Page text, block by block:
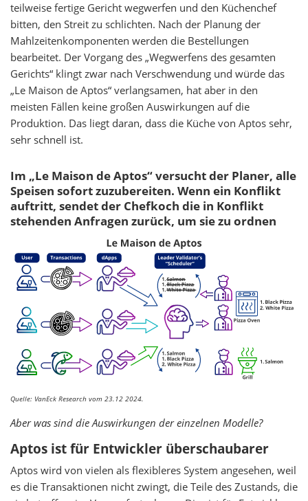
teilweise fertige Gericht wegwerfen und den Küchenchef
bitten, den Streit zu schlichten. Nach der Planung der
Mahlzeitenkomponenten werden die Bestellungen
bearbeitet. Der Vorgang des „Wegwerfens des gesamten
Gerichts“ klingt zwar nach Verschwendung und würde das
„Le Maison de Aptos“ verlangsamen, hat aber in den
meisten Fällen keine großen Auswirkungen auf die
Produktion. Das liegt daran, dass die Küche von Aptos sehr,
sehr schnell ist.
Im „Le Maison de Aptos“ versucht der Planer, alle
Speisen sofort zuzubereiten. Wenn ein Konflikt
auftritt, sendet der Chefkoch die in Konflikt
stehenden Anfragen zurück, um sie zu ordnen
Quelle: VanEck Research vom 23.12 2024.
Aber was sind die Auswirkungen der einzelnen Modelle?
Aptos ist für Entwickler überschaubarer
Aptos wird von vielen als flexibleres System angesehen, weil
es die Transaktionen nicht zwingt, die Teile des Zustands, die